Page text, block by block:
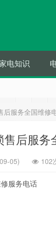
家电知识
后服务全国维修
后服务
05) 102
服务电话